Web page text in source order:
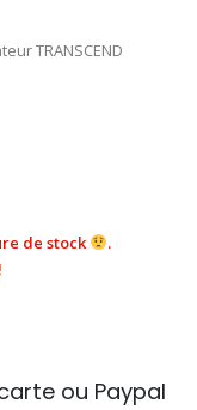
TRANSCEND
de stock
.
ou Paypal